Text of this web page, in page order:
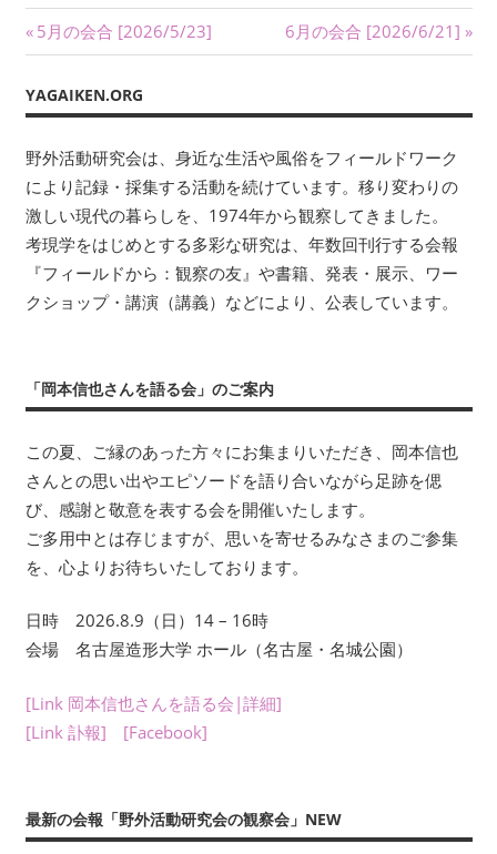
て
い
す。
考
学
を
は
じ
め
と
多
彩
研
究
は、
年
数
刊
行
る
会
ィ
ー
投
稿
ナ
ビ
ゲ
ー
シ
ン
前
の
記
事:
5月の会合 [2026/5/23]
次
の
事:
6月の会合 [2026/6/21]
YAGAIKEN.ORG
野外活動研究会は、身近な生活や風俗をフィールドワーク
により記録・採集する活動を続けています。移り変わりの
激しい現代の暮らしを、1974年から観察してきました。
考現学をはじめとする多彩な研究は、年数回刊行する会報
『フィールドから：観察の友』や書籍、発表・展示、ワー
クショップ・講演（講義）などにより、公表しています。
「岡本信也さんを語る会」のご案内
この夏、ご縁のあった方々にお集まりいただき、岡本信也
さんとの思い出やエピソードを語り合いながら足跡を偲
び、感謝と敬意を表する会を開催いたします。
ご多用中とは存じますが、思いを寄せるみなさまのご参集
を、心よりお待ちいたしております。
日時 2026.8.9（日）14 – 16時
会場 名古屋造形大学 ホール（名古屋・名城公園）
[Link 岡本信也さんを語る会|詳細]
[Link 訃報]
[Facebook]
最新の会報「野外活動研究会の観察会」NEW